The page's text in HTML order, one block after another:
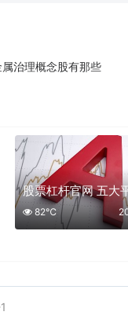
治理概念股有那些
82℃